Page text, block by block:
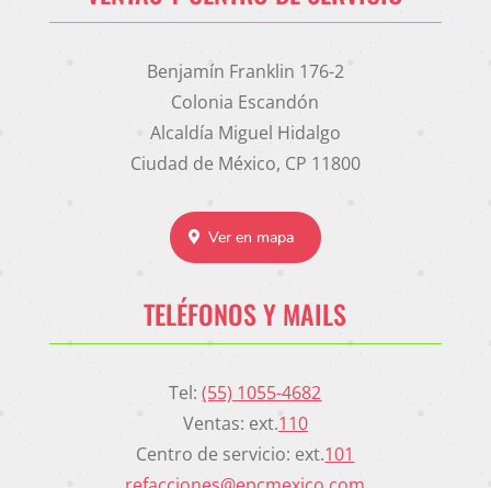
Benjamín Franklin 176-2
Colonia Escandón
Alcaldía Miguel Hidalgo
Ciudad de México, CP 11800
Ver en mapa
TELÉFONOS Y MAILS
Tel:(55) 1055-4682
Ventas: ext.110
Centro de servicio: ext.101